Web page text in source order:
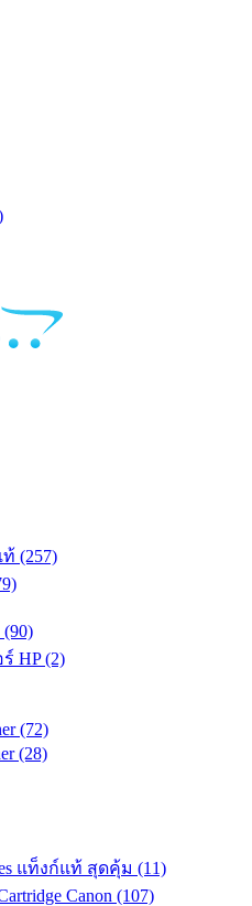
(257)
HP (2)
(72)
(28)
แท็งก์แท้ สุดคุ้ม (11)
Canon (107)